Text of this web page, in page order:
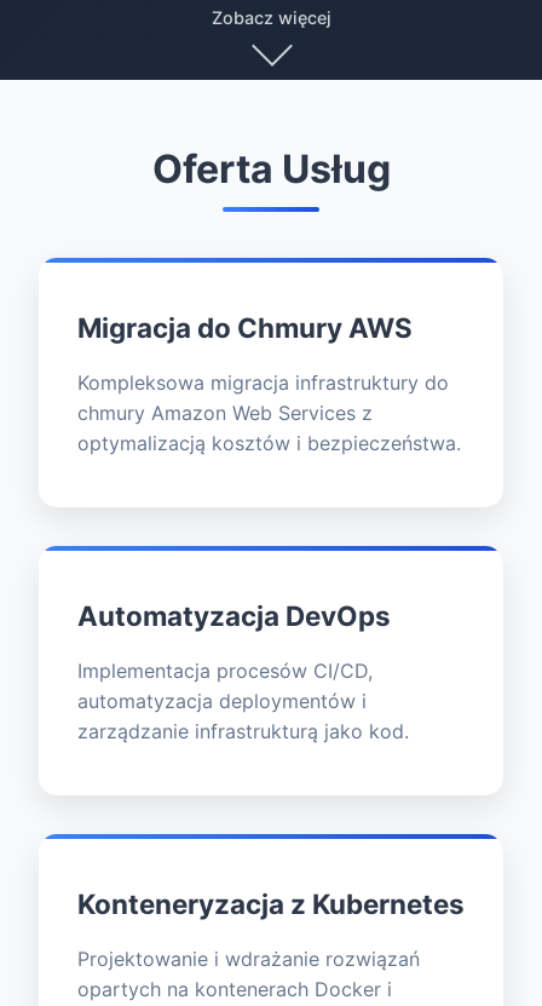
Zobacz więcej
Oferta Usług
Migracja do Chmury AWS
Kompleksowa migracja infrastruktury do
chmury Amazon Web Services z
optymalizacją kosztów i bezpieczeństwa.
Automatyzacja DevOps
Implementacja procesów CI/CD,
automatyzacja deploymentów i
zarządzanie infrastrukturą jako kod.
Konteneryzacja z Kubernetes
Projektowanie i wdrażanie rozwiązań
opartych na kontenerach Docker i